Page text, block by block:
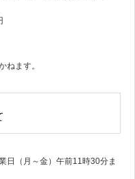
ねます。
日（月～金）午前11時30分ま